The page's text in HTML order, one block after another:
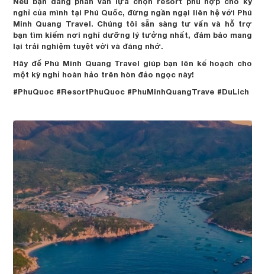
nghỉ của mình tại Phú Quốc, đừng ngần ngại liên hệ với Phú
Minh Quang Travel. Chúng tôi sẵn sàng tư vấn và hỗ trợ
bạn tìm kiếm nơi nghỉ dưỡng lý tưởng nhất, đảm bảo mang
lại trải nghiệm tuyệt vời và đáng nhớ.
Hãy để Phú Minh Quang Travel giúp bạn lên kế hoạch cho
một kỳ nghỉ hoàn hảo trên hòn đảo ngọc này!
#PhuQuoc #ResortPhuQuoc #PhuMinhQuangTrave #DuLich